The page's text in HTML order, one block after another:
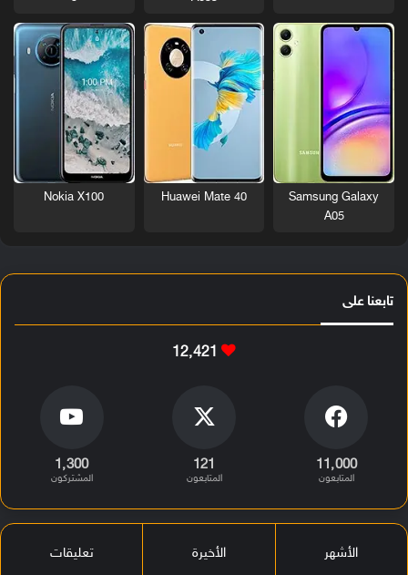
Samsung Galaxy
A05
Huawei Mate 40
Nokia X100
تابعنا على
12٬421
11٬000
المتابعون
121
المتابعون
1٬300
المشتركون
الأشهر الأخيرة تعليقات